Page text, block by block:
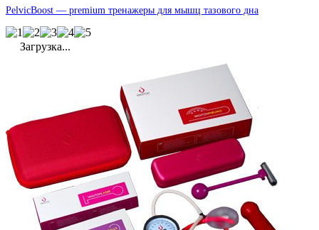
PelvicBoost — premium тренажеры для мышц тазового дна
Загрузка...